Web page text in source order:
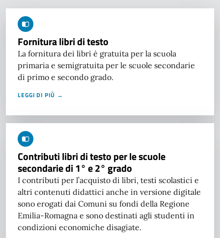
Fornitura libri di testo
La fornitura dei libri è gratuita per la scuola
primaria e semigratuita per le scuole secondarie
di primo e secondo grado.
LEGGI DI PIÙ →
Contributi libri di testo per le scuole
secondarie di 1° e 2° grado
I contributi per l’acquisto di libri, testi scolastici e
altri contenuti didattici anche in versione digitale
sono erogati dai Comuni su fondi della Regione
Emilia-Romagna e sono destinati agli studenti in
condizioni economiche disagiate.